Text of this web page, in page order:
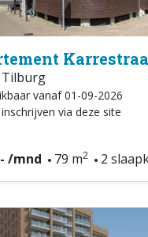
Tilburg
vanaf 01-09-2026
via deze site
/mnd 79 m2 2